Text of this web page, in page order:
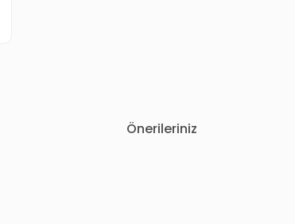
Önerileriniz